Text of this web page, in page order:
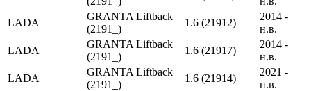
LADA
GRANTA Liftback
(2191_)
1.6 (21912)
2014 -
н.в.
LADA
GRANTA Liftback
(2191_)
1.6 (21917)
2014 -
н.в.
LADA
GRANTA Liftback
(2191_)
1.6 (21914)
2021 -
н.в.